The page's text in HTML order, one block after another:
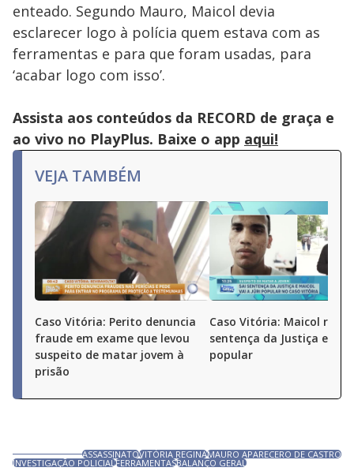
enteado. Segundo Mauro, Maicol devia
esclarecer logo à polícia quem estava com as
ferramentas e para que foram usadas, para
‘acabar logo com isso’.
Assista aos conteúdos da RECORD de graça e
ao vivo no PlayPlus. Baixe o app aqui!
VEJA TAMBÉM
Caso Vitória: Perito denuncia
fraude em exame que levou
suspeito de matar jovem à
prisão
Caso Vitória: Maicol
sentença da Justiça e vai
popular
ASSASSINATOVITÓRIA REGINAMAURO APARECERO DE CASTRO
INVESTIGAÇÃO POLICIALFERRAMENTASBALANÇO GERAL